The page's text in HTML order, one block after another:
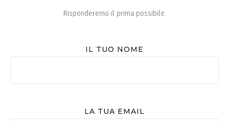
Risponderemo il prima possibile.
IL TUO NOME
LA TUA EMAIL